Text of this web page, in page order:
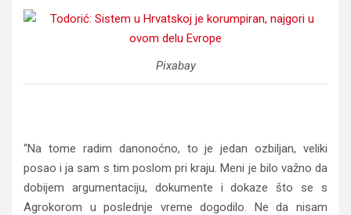
Pixabay
“Na tome radim danonoćno, to je jedan ozbiljan, veliki
posao i ja sam s tim poslom pri kraju. Meni je bilo važno da
dobijem argumentaciju, dokumente i dokaze što se s
Agrokorom u poslednje vreme dogodilo. Ne da nisam